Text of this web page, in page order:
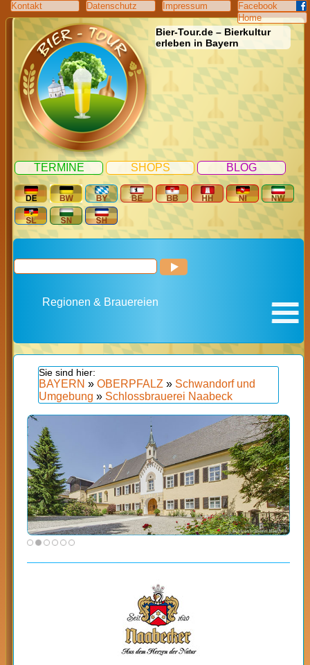
Facebook
Impressum
Datenschutz
Kontakt
Home
Bier-Tour.de – Bierkultur
erleben in Bayern
TERMINE SHOPS BLOG
BAYERN »OBERPFALZ » Schwandorf und
Umgebung » Schlossbrauerei Naabeck